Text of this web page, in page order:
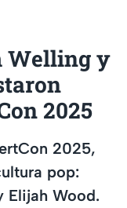
Welling y
2025
2025,
pop:
Elijah Wood.